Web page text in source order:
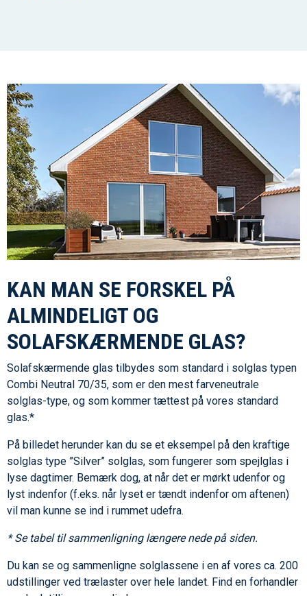
KAN MAN SE FORSKEL PÅ
ALMINDELIGT OG
SOLAFSKÆRMENDE GLAS?
Solafskærmende glas tilbydes som standard i solglas typen
Combi Neutral 70/35, som er den mest farveneutrale
solglas-type, og som kommer tættest på vores standard
glas.*
På billedet herunder kan du se et eksempel på den kraftige
solglas type ”Silver” solglas, som fungerer som spejlglas i
lyse dagtimer. Bemærk dog, at når det er mørkt udenfor og
lyst indenfor (f.eks. når lyset er tændt indenfor om aftenen)
vil man kunne se ind i rummet udefra.
* Se tabel til sammenligning længere nede på siden.
Du kan se og sammenligne solglassene i en af vores ca. 200
udstillinger ved trælaster over hele landet. Find en forhandler